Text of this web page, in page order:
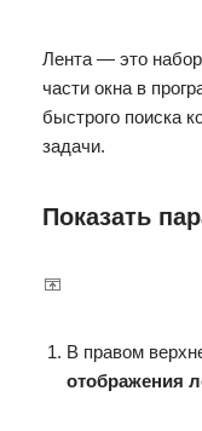
Лента — это
части окна в
быстрого поиска
задачи.
Показать
В правом
отображения